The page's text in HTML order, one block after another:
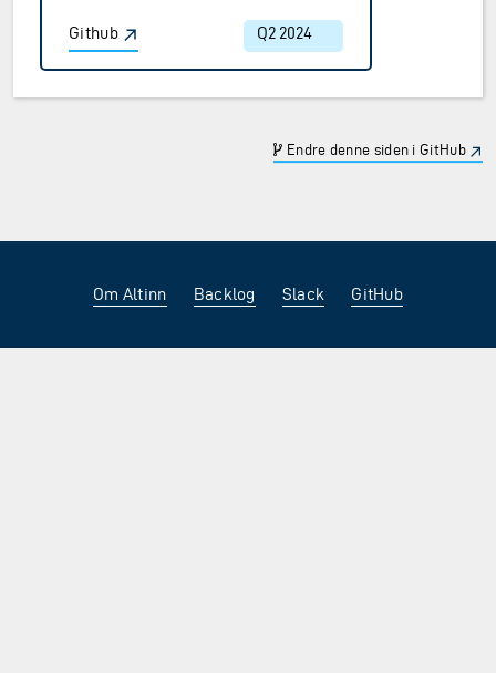
Github Q2 2024
Endre denne siden i GitHub
Om Altinn Backlog Slack GitHub